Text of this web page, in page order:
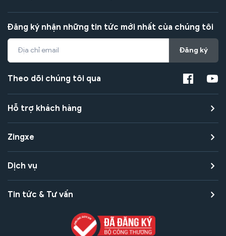
Đăng ký nhận những tin tức mới nhất của chúng tôi
Đăng ký
Theo dõi chúng tôi qua
Hỗ trợ khách hàng
Zingxe
Dịch vụ
Tin tức & Tư vấn